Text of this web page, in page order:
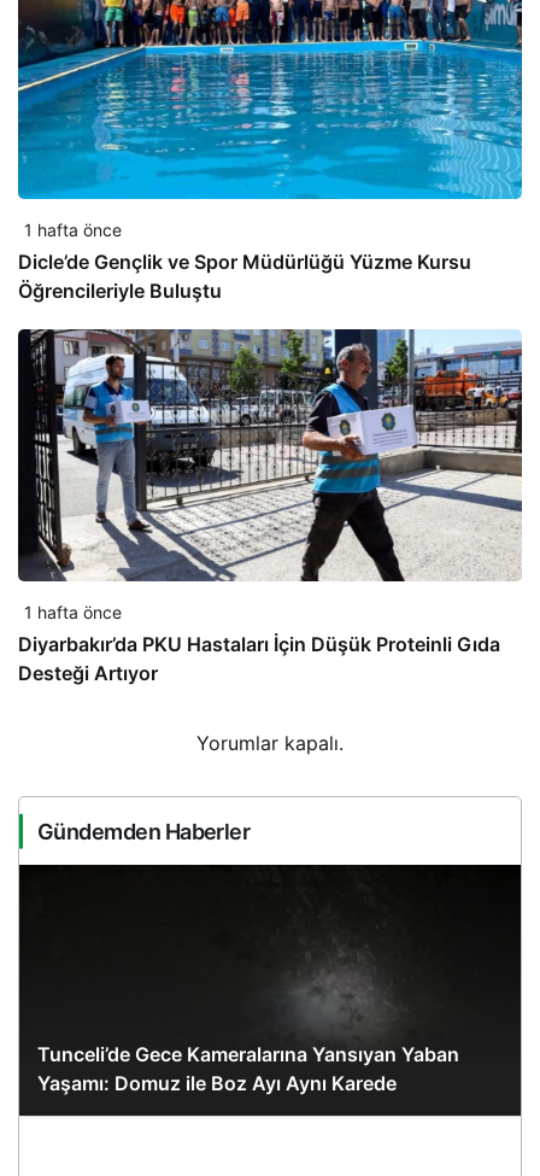
1 hafta önce
Dicle’de Gençlik ve Spor Müdürlüğü Yüzme Kursu
Öğrencileriyle Buluştu
1 hafta önce
Diyarbakır’da PKU Hastaları İçin Düşük Proteinli Gıda
Desteği Artıyor
Yorumlar kapalı.
Gündemden Haberler
Tunceli’de Gece Kameralarına Yansıyan Yaban
Yaşamı: Domuz ile Boz Ayı Aynı Karede